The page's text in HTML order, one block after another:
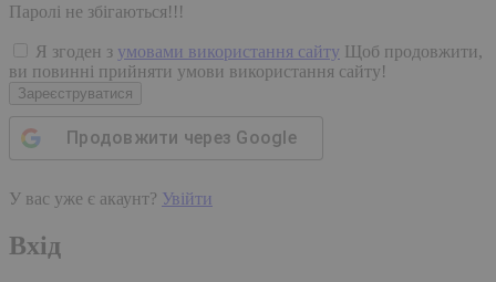
Паролі не збігаються!!!
Я згоден з умовами використання сайту Щоб продовжити,
ви повинні прийняти умови використання сайту!
Зареєструватися
Продовжити через Google
У вас уже є акаунт? Увійти
Вхід